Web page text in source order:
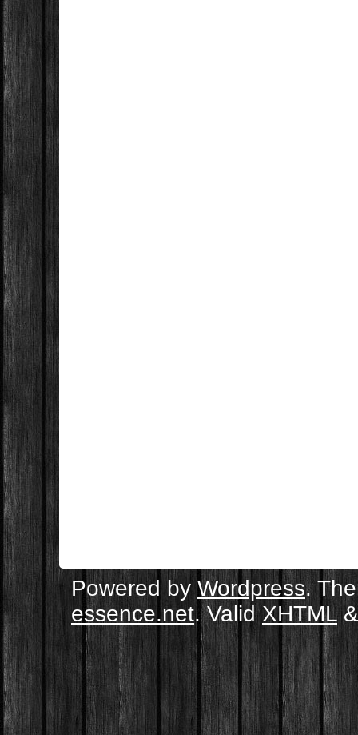
Powered by Wordpress.
essence.net. ValidXHTML